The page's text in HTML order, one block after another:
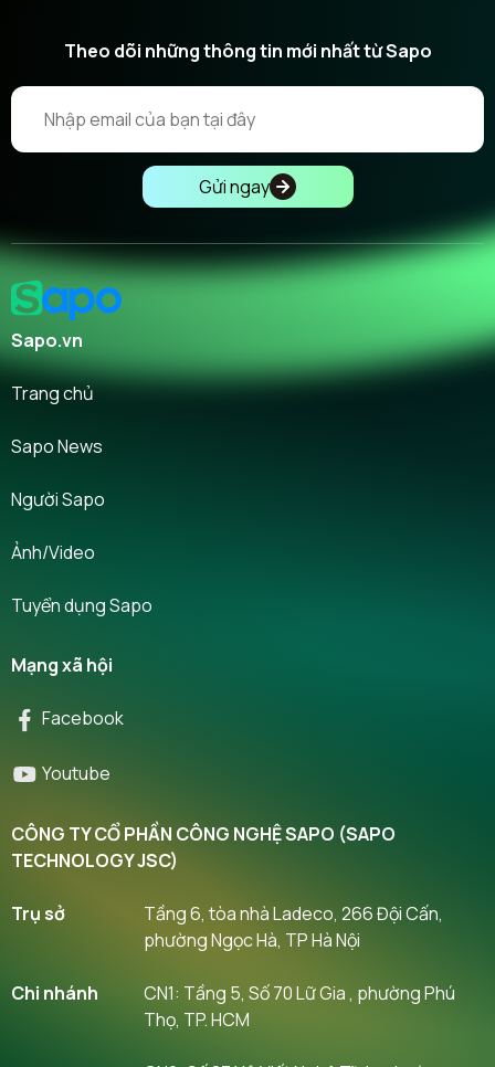
Theo dõi những thông tin mới nhất từ Sapo
Gửi ngay
Sapo.vn
Trang chủ
Sapo News
Người Sapo
Ảnh/Video
Tuyển dụng Sapo
Mạng xã hội
Facebook
Youtube
CÔNG TY CỔ PHẦN CÔNG NGHỆ SAPO (SAPO
TECHNOLOGY JSC)
Trụ sở
Tầng 6, tòa nhà Ladeco, 266 Đội Cấn,
phường Ngọc Hà, TP Hà Nội
Chi nhánh
CN1: Tầng 5, Số 70 Lữ Gia , phường Phú
Thọ, TP. HCM